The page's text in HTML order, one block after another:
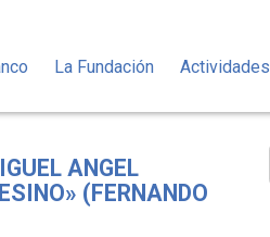
La Fundación Actividades
ANGEL
(FERNANDO